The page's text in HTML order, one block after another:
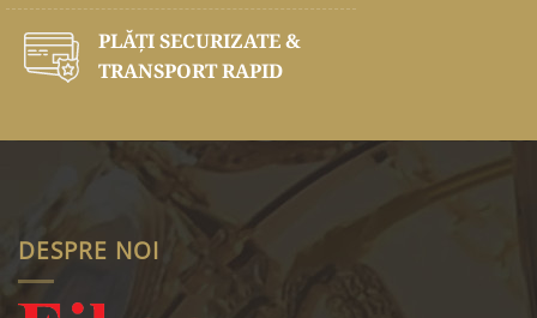
PLĂŢI SECURIZATE &
TRANSPORT RAPID
DESPRE NOI